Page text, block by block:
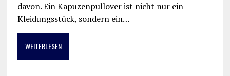
davon. Ein Kapuzenpullover ist nicht nur ein
Kleidungsstück, sondern ein…
WEITERLESEN